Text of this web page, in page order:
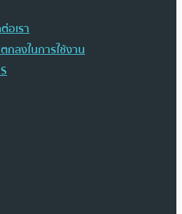
อเรา
กลงในการใช้งาน